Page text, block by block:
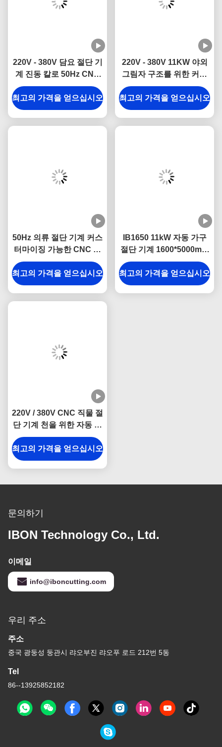
220V - 380V 담요 절단 기
계 진동 칼로 50Hz CNC
카펫 절단 기계
최고의 가격을 얻으십시오
220V - 380V 11KW 야외
그림자 구조를 위한 커스
텀 대형 포맷 자동화 직물
절단 기계
최고의 가격을 얻으십시오
50Hz 의류 절단 기계 커스
터마이징 가능한 CNC 직
물 절단 기계
최고의 가격을 얻으십시오
IB1650 11kW 자동 가구
절단 기계 1600*5000mm
작업 범위 및 CE 인증
최고의 가격을 얻으십시오
220V / 380V CNC 직물 절
단 기계 천을 위한 자동 직
물 절단 기계
최고의 가격을 얻으십시오
문의하기
IBON Technology Co., Ltd.
이메일
info@iboncutting.com
우리 주소
주소
중국 광둥성 둥관시 랴오부진 랴오푸 로드 212번 5동
Tel
86--13925852182